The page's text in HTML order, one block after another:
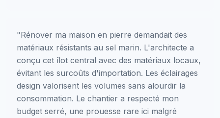
"Rénover ma maison en pierre demandait des
matériaux résistants au sel marin. L'architecte a
conçu cet îlot central avec des matériaux locaux,
évitant les surcoûts d'importation. Les éclairages
design valorisent les volumes sans alourdir la
consommation. Le chantier a respecté mon
budget serré, une prouesse rare ici malgré